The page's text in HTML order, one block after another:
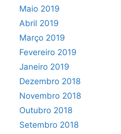
Maio 2019
Abril 2019
Março 2019
Fevereiro 2019
Janeiro 2019
Dezembro 2018
Novembro 2018
Outubro 2018
Setembro 2018